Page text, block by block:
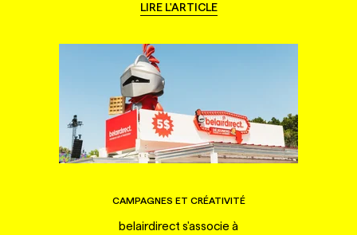
LIRE L'ARTICLE
CAMPAGNES ET CRÉATIVITÉ
belairdirect s'associe à